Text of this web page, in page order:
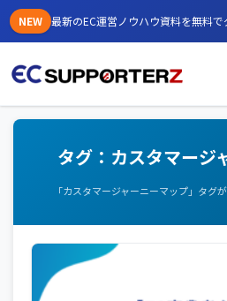
NEW 最新のEC運営ノウハウ資料を無料で
タグ：カスタマージ
「カスタマージャーニーマップ」タグ